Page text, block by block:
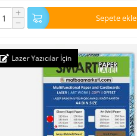
+
− Sepete ekle
Lazer Yazıcılar İçin